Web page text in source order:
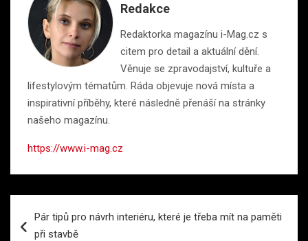
Redakce
Redaktorka magazínu i-Mag.cz s
citem pro detail a aktuální dění.
Věnuje se zpravodajství, kultuře a
lifestylovým tématům. Ráda objevuje nová místa a
inspirativní příběhy, které následně přenáší na stránky
našeho magazínu.
https://www.i-mag.cz
proPár tipů pro návrh interiéru, které je třeba mít na paměti
při stavbě